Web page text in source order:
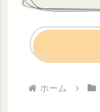
ホーム